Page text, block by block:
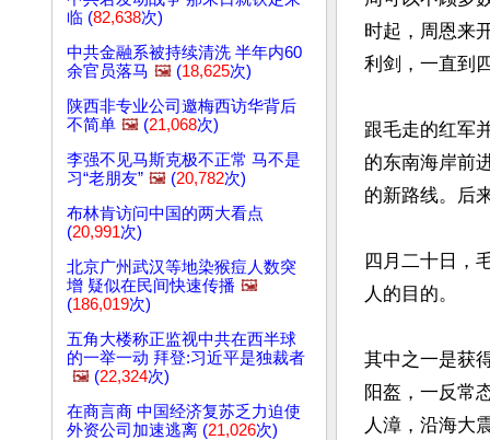
临 (82,638次)
中共金融系被持续清洗 半年内60
余官员落马 🖼️ (18,625次)
陕西非专业公司邀梅西访华背后
不简单 🖼️ (21,068次)
李强不见马斯克极不正常 马不是
习“老朋友” 🖼️ (20,782次)
布林肯访问中国的两大看点
(20,991次)
北京广州武汉等地染猴痘人数突
增 疑似在民间快速传播 🖼️
(186,019次)
五角大楼称正监视中共在西半球
的一举一动 拜登:习近平是独裁者
🖼️ (22,324次)
在商言商 中国经济复苏乏力迫使
外资公司加速逃离 (21,026次)
时起，周恩来
利剑，一直到
跟毛走的红军
的东南海岸前
的新路线。后
四月二十日，
人的目的。
其中之一是获
阳盔，一反常
人漳，沿海大